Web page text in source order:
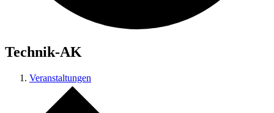
Technik-AK
Veranstaltungen